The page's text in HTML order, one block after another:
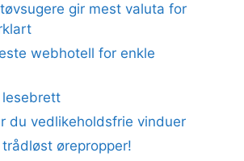
gir mest valuta for
webhotell for enkle
lesebrett
du vedlikeholdsfrie vinduer
ørepropper!